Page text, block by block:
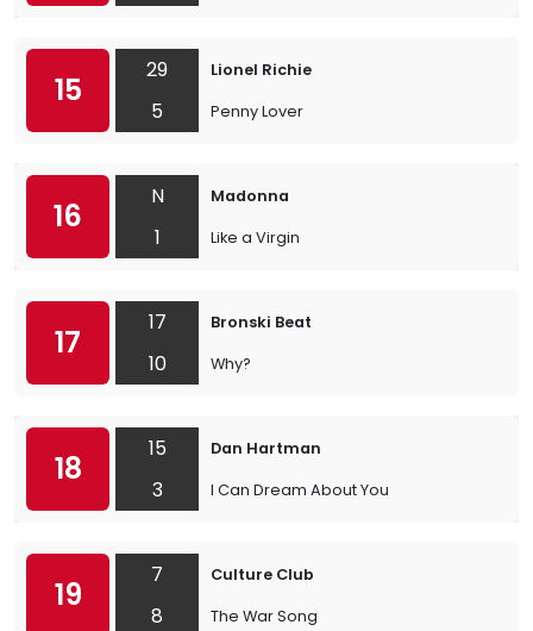
15
29
5
Lionel Richie
Penny Lover
16
N
1
Madonna
Like a Virgin
17
17
10
Bronski Beat
Why?
18
15
3
Dan Hartman
I Can Dream About You
19
7
8
Culture Club
The War Song